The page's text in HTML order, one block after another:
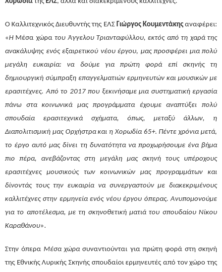
Ο Καλλιτεχνικός Διευθυντής της ΕΛΣ Γιώργος Κουμεντάκηςαναφέρει:
«Η Μέσα χώρατου Άγγελου Τριανταφύλλου, εκτός από τη χαρά της
ανακάλυψης ενός εξαιρετικού νέου έργου, μας προσφέρει μια πολύ
μεγάλη ευκαιρία: να δούμε για πρώτη φορά επί σκηνής τη
δημιουργική σύμπραξη επαγγελματιών ερμηνευτών και μουσικών με
ερασιτέχνες. Από το 2017 που ξεκινήσαμε μια συστηματική εργασία
πάνω στα κοινωνικά μας προγράμματα έχουμε αναπτύξει πολύ
σπουδαία ερασιτεχνικά σχήματα, όπως, μεταξύ άλλων, η
Διαπολιτισμική μας Ορχήστρα και η Χορωδία 65+. Πέντε χρόνια μετά,
το έργο αυτό μας δίνει τη δυνατότητα να προχωρήσουμε ένα βήμα
πιο πέρα, ανεβάζοντας στη μεγάλη μας σκηνή τους υπέροχους
ερασιτέχνες μουσικούς των κοινωνικών μας προγραμμάτων και
δίνοντάς τους την ευκαιρία να συνεργαστούν με διακεκριμένους
καλλιτέχνες στην ερμηνεία ενός νέου έργου όπερας. Ανυπομονούμε
για το αποτέλεσμα, με τη σκηνοθετική ματιά του σπουδαίου Νίκου
Καραθάνου».
Στην όπεραΜέσα χώρα συναντιούνται για πρώτη φορά στη σκηνή
της Εθνικής Λυρικής Σκηνής σπουδαίοι ερμηνευτές από τον χώρο της